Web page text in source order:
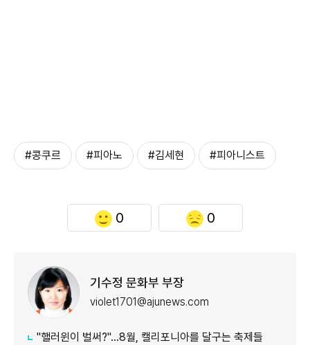
#콩쿠르 #피아노 #김세현 #피아니스트
0 0
기수정 문화부 부장
violet1701@ajunews.com
"핼러윈이 벌써?"…8월, 캘리포니아를 달구는 축제들